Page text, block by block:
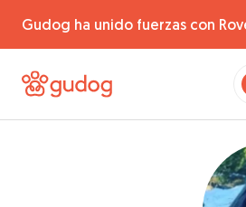
Gudog ha unido fuerzas con